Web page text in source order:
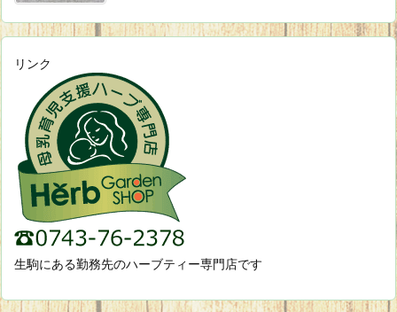
リンク
生駒にある勤務先のハーブティー専門店です